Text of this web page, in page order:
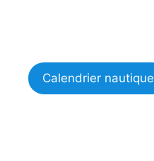
Calendrier nautique